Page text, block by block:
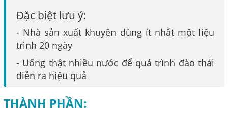
Đặc biệt lưu ý:
- Nhà sản xuất khuyên dùng ít nhất một liệu
trình 20 ngày
- Uống thật nhiều nước để quá trình đào thải
diễn ra hiệu quả
THÀNH PHẦN: